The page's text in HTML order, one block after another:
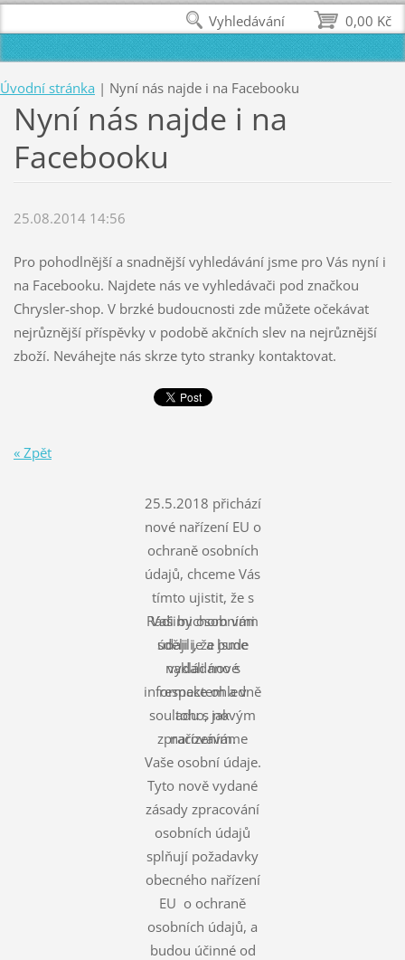
Úvodní stránka | Nyní nás najde i na Facebooku
Nyní nás najde i na
Facebooku
25.08.2014 14:56
Pro pohodlnější a snadnější vyhledávání jsme pro Vás nyní i
na Facebooku. Najdete nás ve vyhledávači pod značkou
Chrysler-shop. V brzké budoucnosti zde můžete očekávat
nejrůznější příspěvky v podobě akčních slev na nejrůznější
zboží. Neváhejte nás skrze tyto stranky kontaktovat.
« Zpět
25.5.2018 přichází
nové nařízení EU o
ochraně osobních
údajů, chceme Vás
tímto ujistit, že s
Vašimi osobními
údaji je a bude
nakládáno s
respektem a v
souladu s novým
nařízením.
Rádi bychom vám
sdělili, že jsme
vydali nové
informace ohledně
toho, jak
zpracováváme
Vaše osobní údaje.
Tyto nově vydané
zásady zpracování
osobních údajů
splňují požadavky
obecného nařízení
EU o ochraně
osobních údajů, a
budou účinné od
0,00 Kč
Vyhledávání